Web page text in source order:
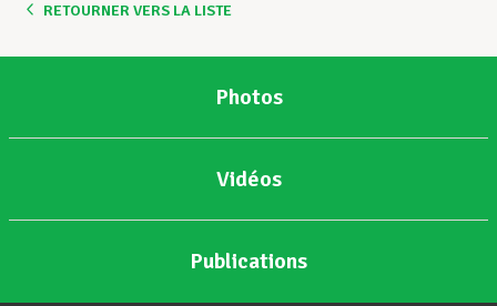
RETOURNER VERS LA LISTE
Photos
Vidéos
Publications